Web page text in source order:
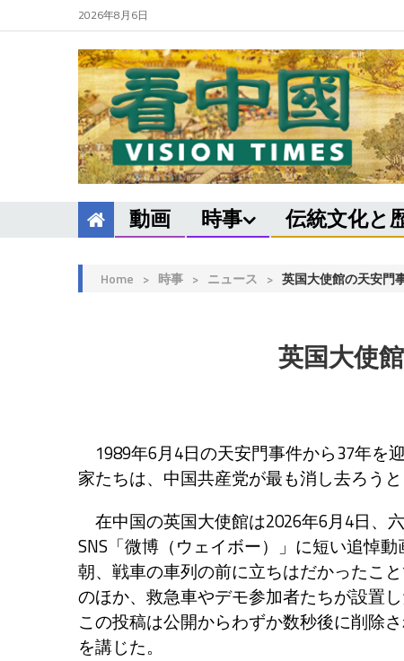
2026年8月6日
動画 時事 伝統文化と
Home > 時事 > ニュース > 英国大使館の天安門
英国大使
1989年6月4日の天安門事件から37年を
家たちは、中国共産党が最も消し去ろう
在中国の英国大使館は2026年6月4日、
SNS「微博（ウェイボー）」に短い追悼
朝、戦車の車列の前に立ちはだかったこ
のほか、救急車やデモ参加者たちが設置
この投稿は公開からわずか数秒後に削除
を講じた。